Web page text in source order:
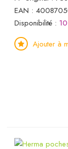
EAN :
Disponibilité : 10
Ajouter à